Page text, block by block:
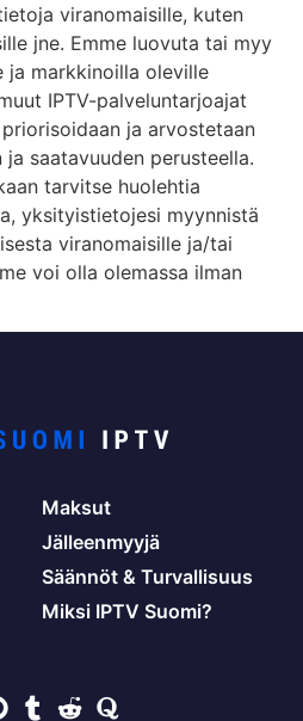
viranomaisille, kuten
jne. Emme luovuta tai myy
markkinoilla oleville
IPTV-palveluntarjoajat
ja arvostetaan
saatavuuden perusteella.
tarvitse huolehtia
yksityistietojesi myynnistä
viranomaisille ja/tai
voi olla olemassa ilman
Maksut
Jälleenmyyjä
Säännöt & Turvallisuus
Miksi IPTV Suomi?